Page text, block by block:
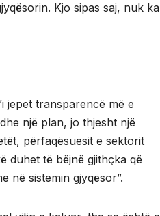
Kjo sipas saj, nuk ka
jepet transparencë më e
një plan, jo thjesht një
përfaqësuesit e sektorit
duhet të bëjnë gjithçka që
në sistemin gjyqësor”.